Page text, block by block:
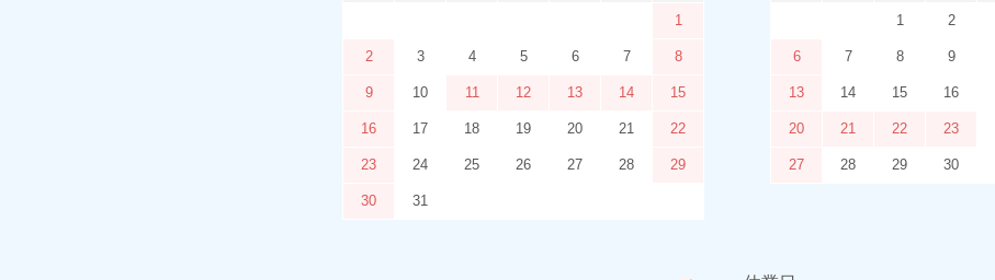
1
2 3 4 5 6 7 8
9 10 11 12 13 14 15
16 17 18 19 20 21 22
23 24 25 26 27 28 29
30 31
1 2
6 7 8 9
13 14 15 16
20 21 22 23
27 28 29 30